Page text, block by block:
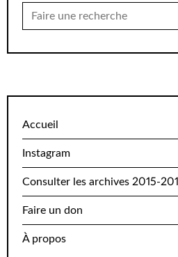
pour:
Accueil
Instagram
Consulter les archives 2015-
Faire un don
À propos